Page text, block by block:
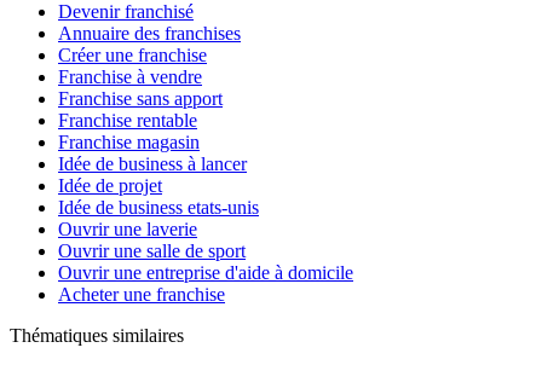
Devenir franchisé
Annuaire des franchises
Créer une franchise
Franchise à vendre
Franchise sans apport
Franchise rentable
Franchise magasin
Idée de business à lancer
Idée de projet
Idée de business etats-unis
Ouvrir une laverie
Ouvrir une salle de sport
Ouvrir une entreprise d'aide à domicile
Acheter une franchise
Thématiques similaires